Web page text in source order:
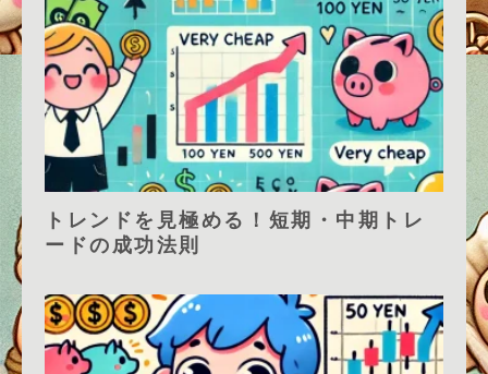
トレンドを見極める！短期・中期トレ
ードの成功法則